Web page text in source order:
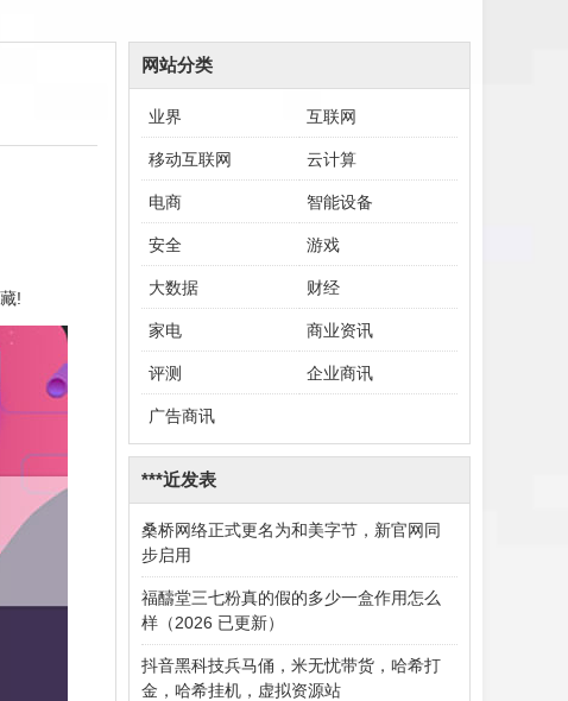
!
网站分类
业界 互联网
移动互联网 云计算
电商 智能设备
安全 游戏
大数据 财经
家电 商业资讯
评测 企业商讯
广告商讯
***近发表
桑桥网络正式更名为和美字节，新官网同
步启用
福醻堂三七粉真的假的多少一盒作用怎么
样（2026 已更新）
抖音黑科技兵马俑，米无忧带货，哈希打
金，哈希挂机，虚拟资源站